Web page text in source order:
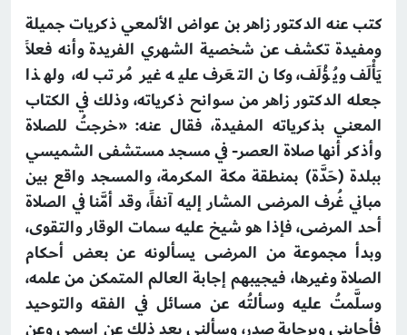
كتب عنه الدكتور زاهر بن عواض الألمعي ذكريات جميلة
ومفيدة تكشف عن شخصية الشهري الفريدة وأنه فعلاً
يَأْلَف ويُؤْلَف، وكان التعَرف عليه غير مُرتب له، ولهذا
جعله الدكتور زاهر من سوانح ذكرياته، وذلك في الكتاب
المعني بذكرياته المفيدة، فقال عنه: «خرجتُ للصلاة
وأذكر أنها صلاة العصر- في مسجد مستشفى الشميسي
ببلدة (حَدَّة) بمنطقة مكة المكرمة، والمسجد واقع بين
مباني غُرف المرضى المشار إليه آنفاً، وقد أمَّنا في الصلاة
أحد المرضى، فإذا هو شيخ عليه سمات الوقار والتقوى،
وبدأ مجموعة من المرضى يسألونه عن بعض أحكام
الصلاة وغيرها، فيجيبهم إجابة العالم المتمكن من علمه،
وسلَّمتُ عليه وسألتُه عن مسائل في الفقه والتوحيد